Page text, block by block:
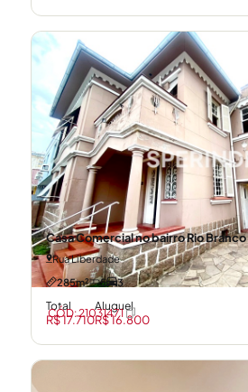
Casa Comercial no bairro Rio Branco
Rua Liberdade
285m²
5 3
Total
R$ 17.710
Aluguel
R$ 16.800
CÓD: 21031471